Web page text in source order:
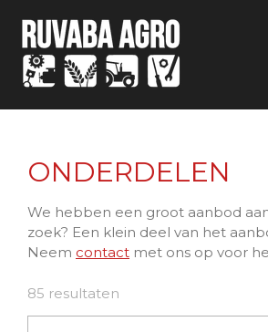
Ga
direct
naar
ONDERDELEN
We hebben een groot aanbod
zoek? Een klein deel van het
Neem contact met ons op voor
85 resultaten